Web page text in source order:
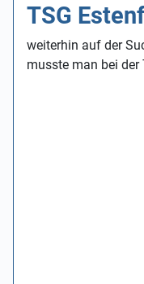
TSG
weiterhin auf der
musste man bei